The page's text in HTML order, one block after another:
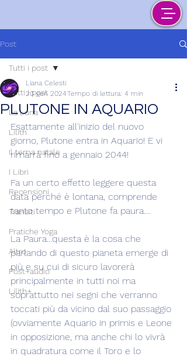
Post
Tutti i post
La Luna
Lilith
Il tema natale
I Libri
Recensioni
Transiti
Pratiche Yoga
Altro
Post+audio
Lilith+
Tutti i post
PLUTONE IN AQUARIO
Liana Celesti
20 gen 2024Tempo di lettura: 4 min
Esattamente all'inizio del nuovo
giorno, Plutone entra in Aquario! E vi
rimarrà fino a gennaio 2044!
Fa un certo effetto leggere questa
data perché è lontana, comprende
tanto tempo e Plutone fa paura....
La Paura...questa è la cosa che
parlando di questo pianeta emerge di
più e su cui di sicuro lavorerà
principalmente in tutti noi ma
soprattutto nei segni che verranno
toccati più da vicino dal suo passaggio
(ovviamente Aquario in primis e Leone
in opposizione, ma anche chi lo vivrà
in quadratura come il Toro e lo